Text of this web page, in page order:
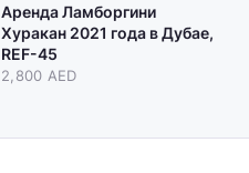
Аренда Ламборгини
Хуракан 2021 года в Дубае,
REF-45
2,800 AED